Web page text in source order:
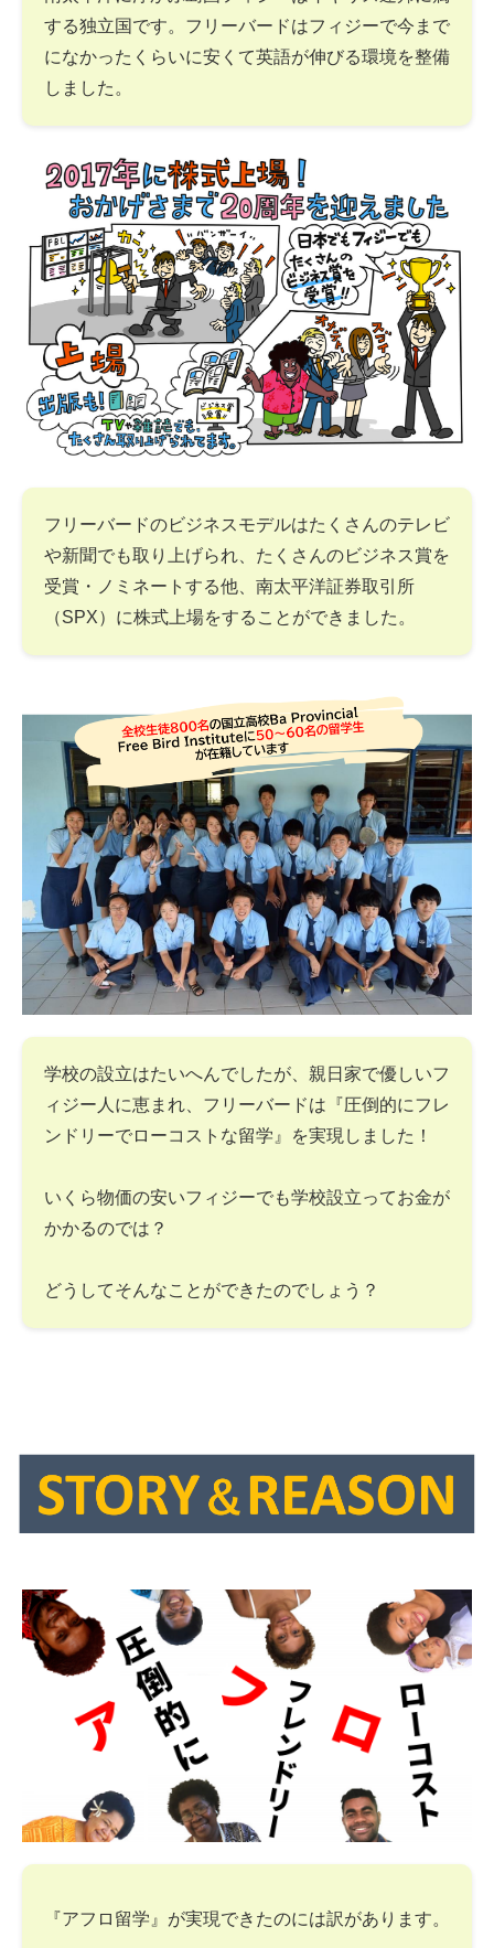
する独立国です。フリーバードはフィジーで今まで
になかったくらいに安くて英語が伸びる環境を整備
しました。
フリーバードのビジネスモデルはたくさんのテレビ
や新聞でも取り上げられ、たくさんのビジネス賞を
受賞・ノミネートする他、南太平洋証券取引所
（SPX）に株式上場をすることができました。
学校の設立はたいへんでしたが、親日家で優しいフ
ィジー人に恵まれ、フリーバードは『圧倒的にフレ
ンドリーでローコストな留学』を実現しました！
いくら物価の安いフィジーでも学校設立ってお金が
かかるのでは？
どうしてそんなことができたのでしょう？
『アフロ留学』が実現できたのには訳があります。